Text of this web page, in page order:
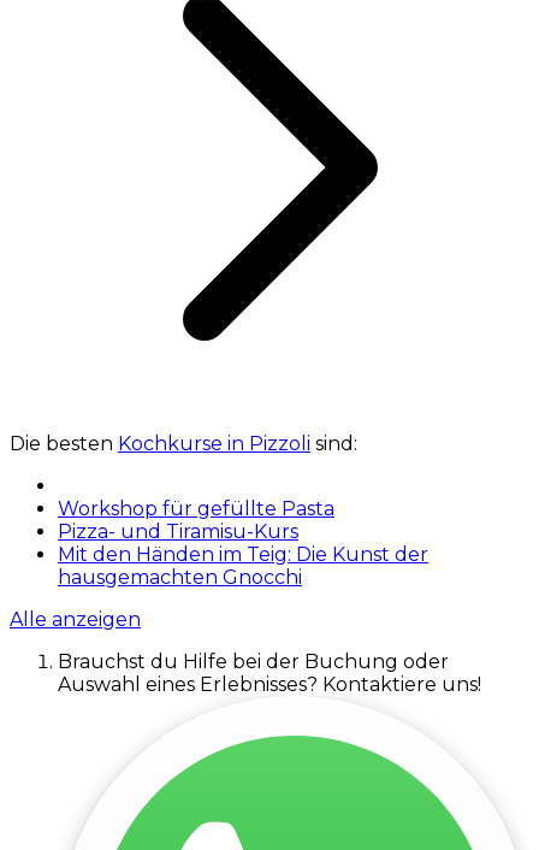
Die besten Kochkurse in Pizzoli sind:
Workshop für gefüllte Pasta
Pizza- und Tiramisu-Kurs
Mit den Händen im Teig: Die Kunst der
hausgemachten Gnocchi
Alle anzeigen
Brauchst du Hilfe bei der Buchung oder
Auswahl eines Erlebnisses? Kontaktiere uns!